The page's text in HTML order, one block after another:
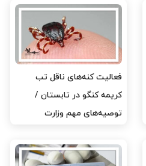
فعالیت کنه‌های ناقل تب
کریمه کنگو در تابستان /
توصیه‌های مهم وزارت
۰۵ مرداد ۱۴۰۵